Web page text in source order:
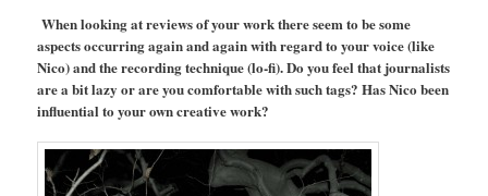
When looking at reviews of your work there seem to be some
aspects occurring again and again with regard to your voice (like
Nico) and the recording technique (lo-fi). Do you feel that journalists
are a bit lazy or are you comfortable with such tags? Has Nico been
influential to your own creative work?